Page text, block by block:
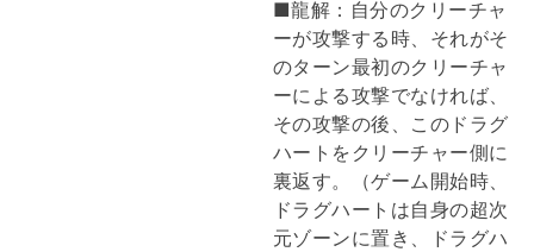
■龍解：自分のクリーチャ
ーが攻撃する時、それがそ
のターン最初のクリーチャ
ーによる攻撃でなければ、
その攻撃の後、このドラグ
ハートをクリーチャー側に
裏返す。（ゲーム開始時、
ドラグハートは自身の超次
元ゾーンに置き、ドラグハ